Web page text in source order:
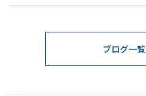
ブログ一